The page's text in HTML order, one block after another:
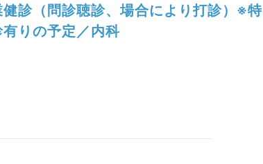
健診（問診聴診、場合により打診）※特
りの予定／内科